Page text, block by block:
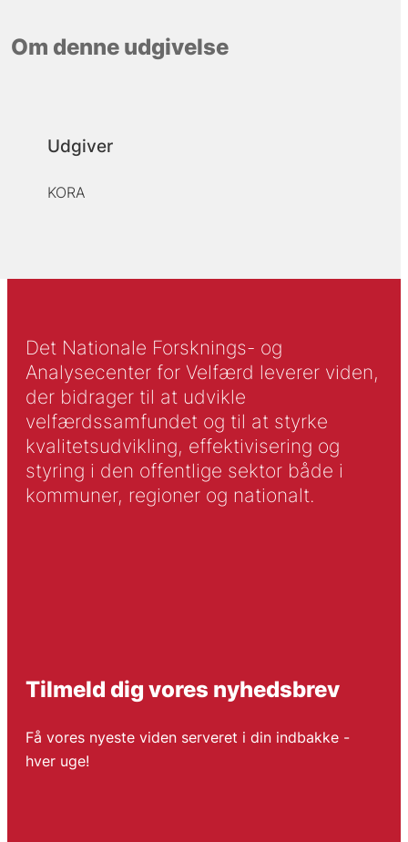
Om denne udgivelse
Udgiver
KORA
Det Nationale Forsknings- og
Analysecenter for Velfærd leverer viden,
der bidrager til at udvikle
velfærdssamfundet og til at styrke
kvalitetsudvikling, effektivisering og
styring i den offentlige sektor både i
kommuner, regioner og nationalt.
Tilmeld dig vores nyhedsbrev
Få vores nyeste viden serveret i din indbakke -
hver uge!